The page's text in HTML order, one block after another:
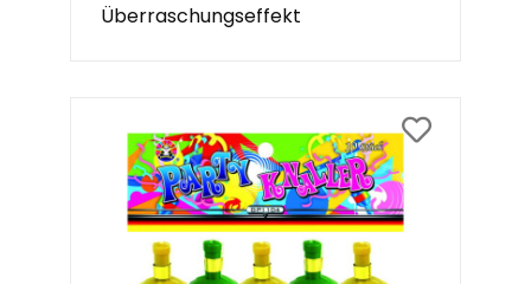
Überraschungseffekt